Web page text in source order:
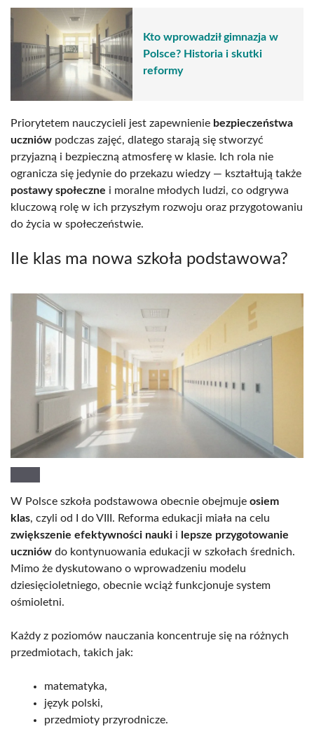
Kto wprowadził gimnazja w
Polsce? Historia i skutki
reformy
Priorytetem nauczycieli jest zapewnienie bezpieczeństwa
uczniów podczas zajęć, dlatego starają się stworzyć
przyjazną i bezpieczną atmosferę w klasie. Ich rola nie
ogranicza się jedynie do przekazu wiedzy — kształtują także
postawy społeczne i moralne młodych ludzi, co odgrywa
kluczową rolę w ich przyszłym rozwoju oraz przygotowaniu
do życia w społeczeństwie.
Ile klas ma nowa szkoła podstawowa?
W Polsce szkoła podstawowa obecnie obejmuje osiem
klas, czyli od I do VIII. Reforma edukacji miała na celu
zwiększenie efektywności nauki i lepsze przygotowanie
uczniów do kontynuowania edukacji w szkołach średnich.
Mimo że dyskutowano o wprowadzeniu modelu
dziesięcioletniego, obecnie wciąż funkcjonuje system
ośmioletni.
Każdy z poziomów nauczania koncentruje się na różnych
przedmiotach, takich jak:
matematyka,
język polski,
przedmioty przyrodnicze.